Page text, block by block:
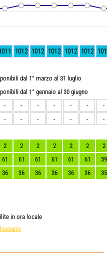
1012 1012 1012 1012 1012
dal 1° marzo al 31 luglio
dal 1° gennaio al 30 giugno
- - - - - -
-
- - - - - - -
2 2 2 2 2 2
2
61 61 61 61 61 61
59
36 36 36 36 36 36 35
in ora locale